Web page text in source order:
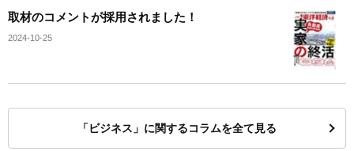
取材のコメントが採用されました！
2024-10-25
「ビジネス」に関するコラムを全て見る